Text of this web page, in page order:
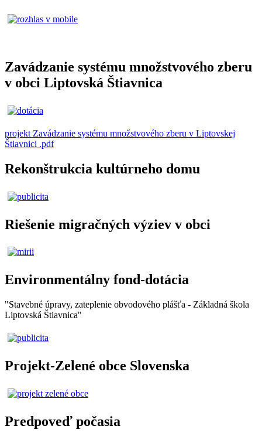
Zavádzanie systému množstvového zberu
v obci Liptovská Štiavnica
projekt Zavádzanie systému množstvového zberu v Liptovskej
Štiavnici .pdf
Rekonštrukcia kultúrneho domu
Riešenie migračných výziev v obci
Environmentálny fond-dotácia
"Stavebné úpravy, zateplenie obvodového plášťa - Základná škola
Liptovská Štiavnica"
Projekt-Zelené obce Slovenska
Predpoveď počasia